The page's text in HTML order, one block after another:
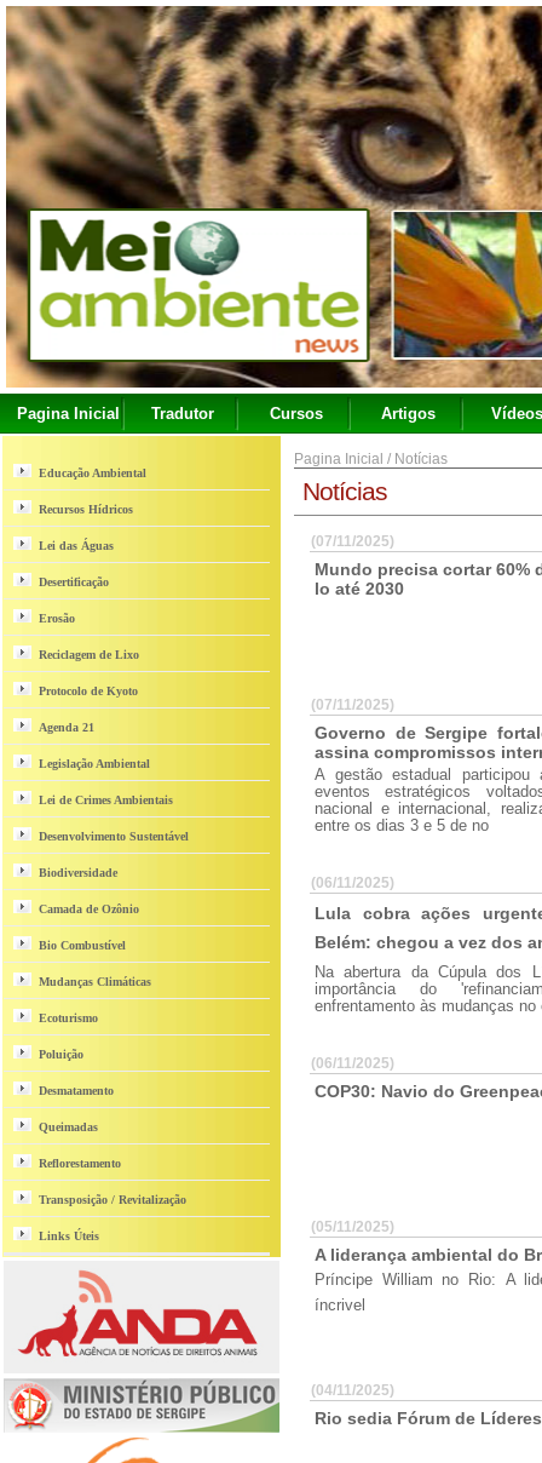
Pagina Inicial Tradutor Cursos Artigos Vídeos
Educação Ambiental
Recursos Hídricos
Lei das Águas
Desertificação
Erosão
Reciclagem de Lixo
Protocolo de Kyoto
Agenda 21
Legislação Ambiental
Lei de Crimes Ambientais
Desenvolvimento Sustentável
Biodiversidade
Camada de Ozônio
Bio Combustível
Mudanças Climáticas
Ecoturismo
Poluição
Desmatamento
Queimadas
Reflorestamento
Transposição / Revitalização
Links Úteis
Pagina Inicial / Notícias
Notícias
(07/11/2025)
Mundo precisa cortar 60%
lo até 2030
(07/11/2025)
Governo de Sergipe
assina compromissos
A gestão estadual
eventos estratégicos
nacional e internacional,
entre os dias 3 e 5 de no
(06/11/2025)
Lula cobra ações
Belém: chegou a vez dos
Na abertura da Cúpula dos
importância do
enfrentamento às mudanças no
(06/11/2025)
COP30: Navio do
(05/11/2025)
A liderança ambiental do
Príncipe William no Rio: A
íncrivel
(04/11/2025)
Rio sedia Fórum de